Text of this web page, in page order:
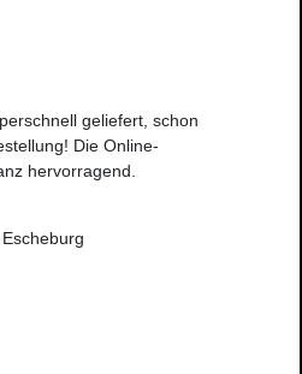
geliefert, schon
Die Online-
hervorragend.